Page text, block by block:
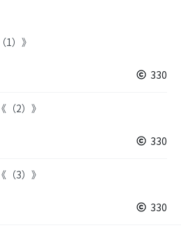
1）》
330
（2）》
330
3）》
330